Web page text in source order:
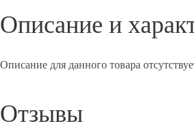
Описание и
Описание для данного товара
Отзывы